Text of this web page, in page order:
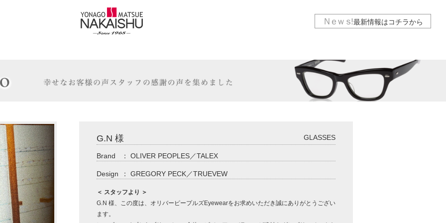
Ｎｅｗｓ!最新情報はコチラから
G.N 様 GLASSES
Brand ： OLIVER PEOPLES／TALEX
Design ： GREGORY PECK／TRUEVEW
＜ スタッフより ＞
G.N 様、この度は、オリバーピープルズEyewearをお求めいただき誠にありがとうござい
ます。